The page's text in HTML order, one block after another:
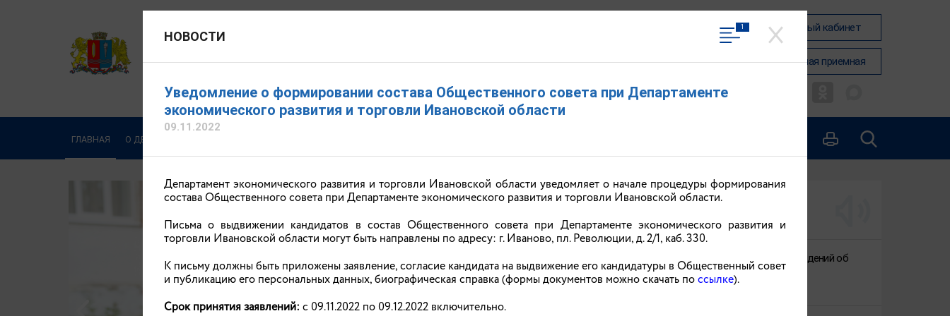
Вход в личный кабинет
Общественная приемная
ГЛАВНАЯ О ДЕПАРТАМЕНТЕ
О предоставлении сведений об
инвестициях
24.06.2026
Соколова Евгения Николаевна
Написать обращение
НОВОСТИ
1
Уведомление о формировании состава Общественного совета при Департаменте
экономического развития и торговли Ивановской области
09.11.2022
Департамент экономического развития и торговли Ивановской области уведомляет о начале процедуры формирования
состава Общественного совета при Департаменте экономического развития и торговли Ивановской области.
Письма о выдвижении кандидатов в состав Общественного совета при Департаменте экономического развития и
торговли Ивановской области могут быть направлены по адресу: г. Иваново, пл. Революции, д. 2/1, каб. 330.
К письму должны быть приложены заявление, согласие кандидата на выдвижение его кандидатуры в Общественный совет
и публикацию его персональных данных, биографическая справка (формы документов можно скачать поссылке).
Срок принятия заявлений: с 09.11.2022 по 09.12.2022 включительно.